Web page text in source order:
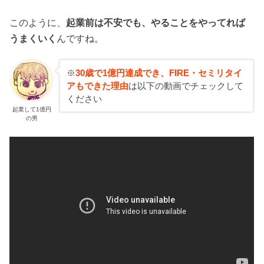
このように、 起業前は不安でも、やることをやってれば
うまくいく んですね。
起業して1億円
の男
※30歳で1億円達成でき、FIRE・セミリタイ
アもできた理由は以下の動画でチェックして
ください